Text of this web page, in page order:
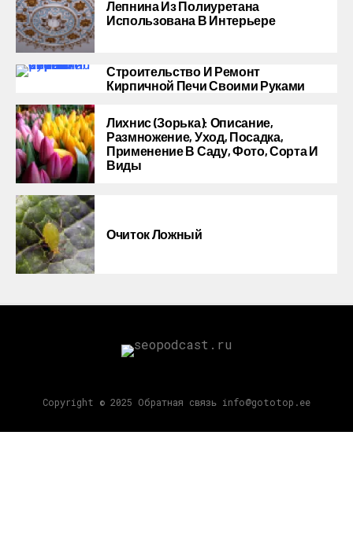
Лепнина Из Полиуретана
Использована В Интерьере
Строительство И Ремонт
Кирпичной Печи Своими Руками
Лихнис (Зорька): Описание,
Размножение, Уход, Посадка,
Применение В Саду, Фото, Сорта И
Виды
Очиток Ложный
Copyright © 2025 Обратная связь info@gototop.ee